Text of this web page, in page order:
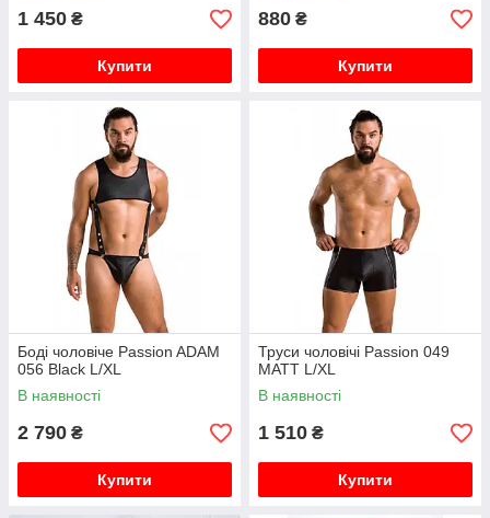
1 450 ₴
Купити
880 ₴
Купити
Боді чоловіче Passion ADAM
056 Black L/XL
В наявності
2 790 ₴
Купити
Труси чоловічі Passion 049
MATT L/XL
В наявності
1 510 ₴
Купити